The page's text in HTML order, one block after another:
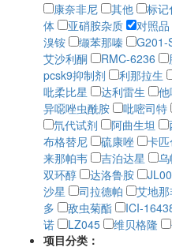
康奈非尼
其他 标记
体
亚硝胺杂质 对照品
溴铵
缬苯那嗪 G201-
艾沙利酮
RMC-6236
pcsk9抑制剂
利那拉生
吡柔比星
达利雷生
异噁唑虫酰胺
吡嘧司特
氘代试剂
阿曲生坦
布格替尼
硫康唑 卡
来那帕韦
吉泊达星
双环醇
达洛鲁胺
沙星
司拉德帕 艾地
多
敌虫菊酯 ICI-
诺
LZ045 维贝格隆
项目分类：